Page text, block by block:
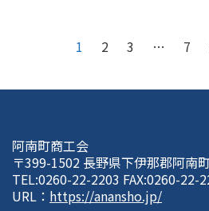
1 2 3 … 7
阿南町商工会
〒399-1502 長野県下伊那郡阿南
TEL:0260-22-2203 FAX:0260-22-
URL： https://anansho.jp/